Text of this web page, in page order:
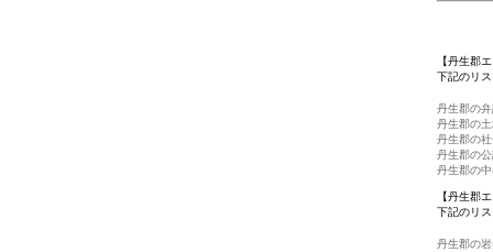
【丹生郡
下記のリ
丹生郡の
丹生郡の
丹生郡の
丹生郡の
丹生郡の
【丹生郡
下記のリ
丹生郡の